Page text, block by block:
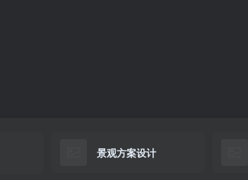
景观方案设计